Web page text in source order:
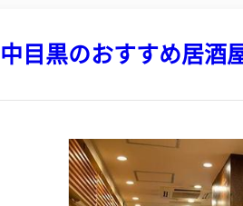
中目黒のおすすめ居酒